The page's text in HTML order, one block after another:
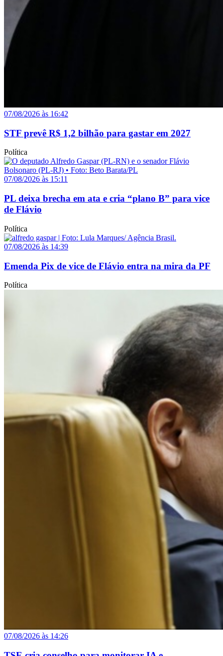
07/08/2026 às 16:42
STF prevê R$ 1,2 bilhão para gastar em 2027
Política
07/08/2026 às 15:11
PL deixa brecha em ata e cria “plano B” para vice
de Flávio
Política
07/08/2026 às 14:39
Emenda Pix de vice de Flávio entra na mira da PF
Política
07/08/2026 às 14:26